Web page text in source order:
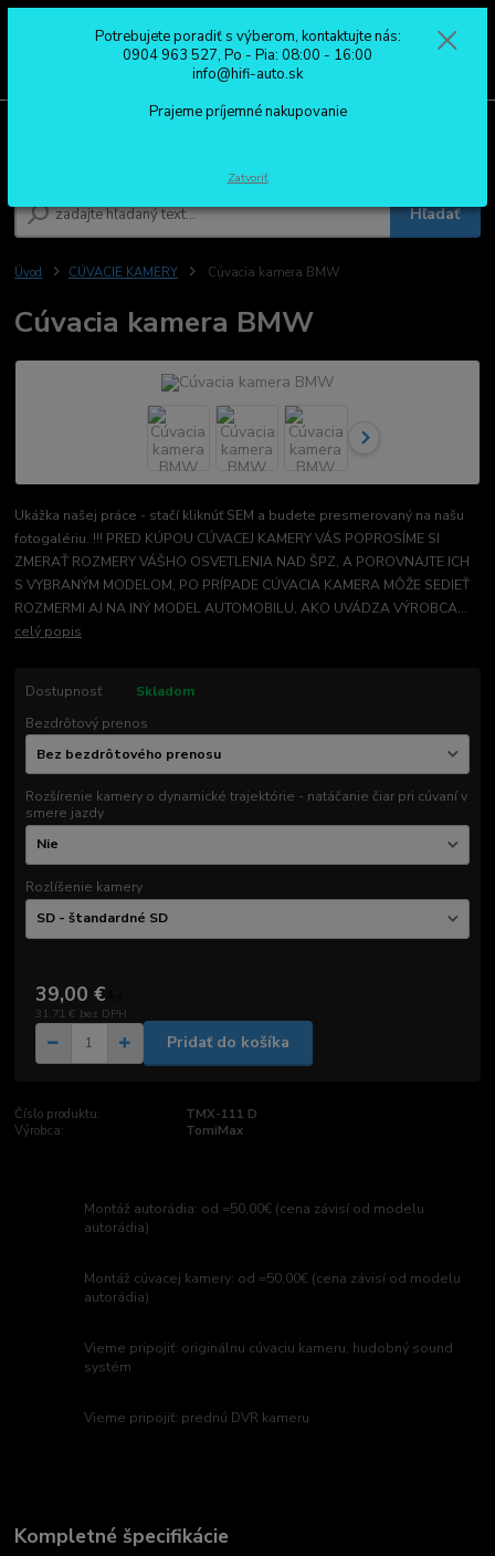
Hľadať
0904 963 527
Po - Pia: 08:00 - 16:00
Úvod CÚVACIE KAMERY Cúvacia kamera BMW
Cúvacia kamera BMW
Ukážka našej práce - stačí kliknúť SEM a budete presmerovaný na našu
fotogalériu. !!! PRED KÚPOU CÚVACEJ KAMERY VÁS POPROSÍME SI
ZMERAŤ ROZMERY VÁŠHO OSVETLENIA NAD ŠPZ, A POROVNAJTE ICH
S VYBRANÝM MODELOM, PO PRÍPADE CÚVACIA KAMERA MÔŽE SEDIEŤ
ROZMERMI AJ NA INÝ MODEL AUTOMOBILU, AKO UVÁDZA VÝROBCA...
celý popis
Dostupnosť
Skladom
Bezdrôtový prenos
Rozšírenie kamery o dynamické trajektórie - natáčanie čiar pri cúvaní v
smere jazdy
Rozlíšenie kamery
39,00 €
31,71 € bez DPH
Pridať do košíka
Číslo produktu:
TMX-111 D
Výrobca:
TomiMax
Montáž autorádia: od =50,00€ (cena závisí od modelu
autorádia)
Montáž cúvacej kamery: od =50,00€ (cena závisí od modelu
autorádia)
Vieme pripojiť: originálnu cúvaciu kameru, hudobný sound
systém
Vieme pripojiť: prednú DVR kameru
Kompletné špecifikácie
Potrebujete poradiť s výberom, kontaktujte nás:
0904 963 527, Po - Pia: 08:00 - 16:00
info@hifi-auto.sk
Prajeme príjemné nakupovanie
Zatvoriť